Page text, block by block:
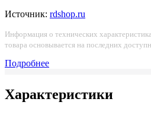
Источник: rdshop.ru
Информация о технических
товара основывается на последних
Подробнее
Характеристики